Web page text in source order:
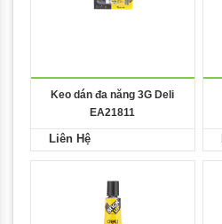
Keo dán đa năng 3G Deli
EA21811
Liên Hệ